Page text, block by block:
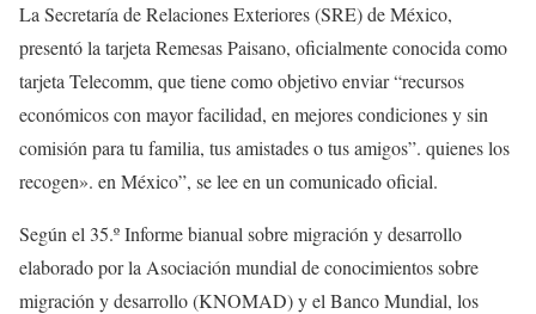
La Secretaría de Relaciones Exteriores (SRE) de México,
presentó la tarjeta Remesas Paisano, oficialmente conocida como
tarjeta Telecomm, que tiene como objetivo enviar “recursos
económicos con mayor facilidad, en mejores condiciones y sin
comisión para tu familia, tus amistades o tus amigos”. quienes los
recogen». en México”, se lee en un comunicado oficial.
Según el 35.º Informe bianual sobre migración y desarrollo
elaborado por la Asociación mundial de conocimientos sobre
migración y desarrollo (KNOMAD) y el Banco Mundial, los